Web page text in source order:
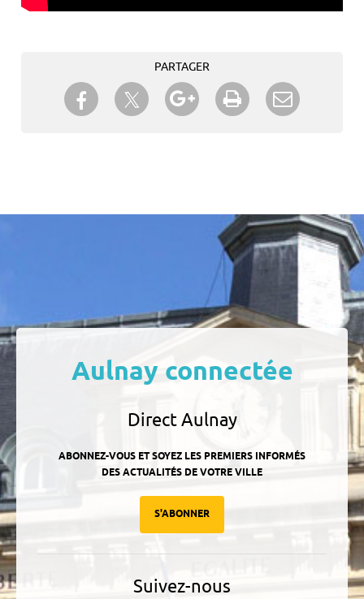
PARTAGER
Partager sur Facebook
Partager sur TwitterPartager sur Google+
Imprimer
Aulnay connectée
Direct Aulnay
ABONNEZ-VOUS ET SOYEZ LES PREMIERS INFORMÉS
DES ACTUALITÉS DE VOTRE VILLE
S'ABONNER
Suivez-nous